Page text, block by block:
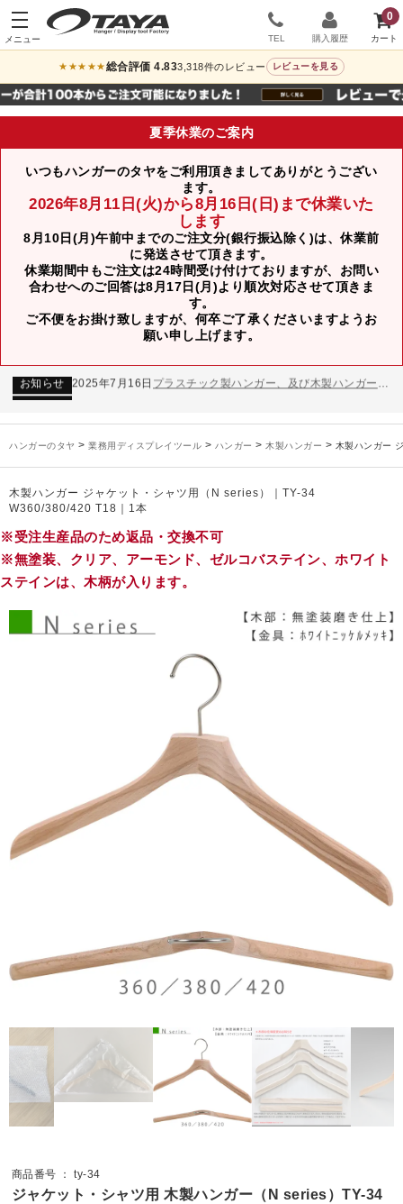
0
TEL 購入履歴
★★★★★総合評価 4.833,318件のレビュー レビューを見る
夏季休業のご案内
いつもハンガーのタヤをご利用頂きましてありがとうござい
ます。
2026年8月11日(火)から8月16日(日)まで休業いた
します
8月10日(月)午前中までのご注文分(銀行振込除く)は、休業前
に発送させて頂きます。
休業期間中もご注文は24時間受け付けておりますが、お問い
合わせへのご回答は8月17日(月)より順次対応させて頂きま
す。
ご不便をお掛け致しますが、何卒ご了承くださいますようお
願い申し上げます。
お知らせ 2024年12月12日年末年始休業のお知らせ
2026年3月7日
お知らせ 2025年7月16日
プラスチック製ハンガー、及び木製ハンガーKシリーズ 価格改定のお知らせ
お知らせ
2025年3月14日 木製ハンガーNシリーズ価格改定のお知らせ
お知らせ 2025年3月14日
未分類
2024年12月19日
お知らせ
2024年12月12日年末年始休業のお知らせ
ハンガーのタヤ > 業務用ディスプレイツール > ハンガー > 木製ハンガー > 木製ハンガー
木製ハンガー ジャケット・シャツ用（N series）｜TY-34
W360/380/420 T18｜1本
※受注生産品のため返品・交換不可
※無塗装、クリア、アーモンド、ゼルコバステイン、ホワイト
ステインは、木柄が入ります。
商品番号 ： ty-34
ジャケット・シャツ用 木製ハンガー（N series）TY-34